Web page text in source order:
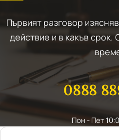
Първият разговор
действие и в какъв
0888
Пон - Пет